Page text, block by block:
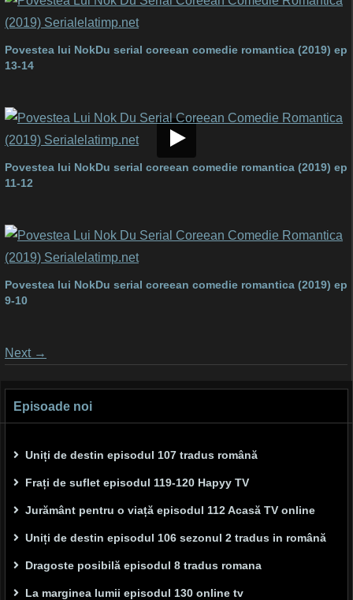
Povestea lui NokDu serial coreean comedie romantica (2019) ep
13-14
Povestea lui NokDu serial coreean comedie romantica (2019) ep
11-12
Povestea lui NokDu serial coreean comedie romantica (2019) ep
9-10
Posts
Next →
Episoade noi
Uniți de destin episodul 107 tradus română
Frați de suflet episodul 119-120 Hapyy TV
Jurământ pentru o viață episodul 112 Acasă TV online
Uniți de destin episodul 106 sezonul 2 tradus in română
Dragoste posibilă episodul 8 tradus romana
La marginea lumii episodul 130 online tv